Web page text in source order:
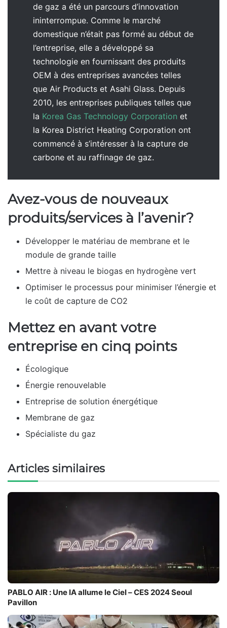
de gaz a été un parcours d’innovation
ininterrompue. Comme le marché
domestique n’était pas formé au début de
l’entreprise, elle a développé sa
technologie en fournissant des produits
OEM à des entreprises avancées telles
que Air Products et Asahi Glass. Depuis
2010, les entreprises publiques telles que
la Korea Gas Technology Corporation et
la Korea District Heating Corporation ont
commencé à s’intéresser à la capture de
carbone et au raffinage de gaz.
Avez-vous de nouveaux
produits/services à l’avenir?
Développer le matériau de membrane et le
module de grande taille
Mettre à niveau le biogas en hydrogène vert
Optimiser le processus pour minimiser l’énergie et
le coût de capture de CO2
Mettez en avant votre
entreprise en cinq points
Écologique
Énergie renouvelable
Entreprise de solution énergétique
Membrane de gaz
Spécialiste du gaz
Articles similaires
PABLO AIR : Une IA allume le Ciel – CES 2024 Seoul
Pavillon